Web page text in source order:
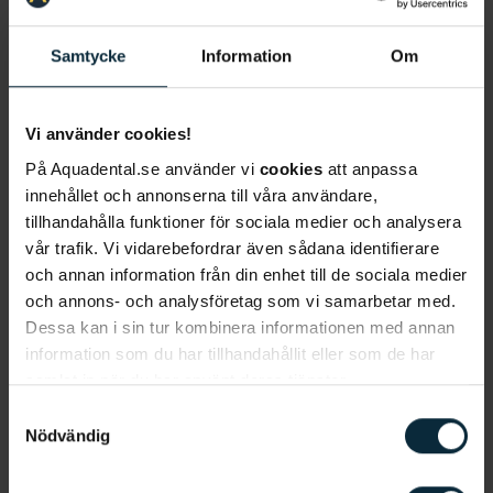
Samtycke Information Om
Vi använder cookies!
På Aquadental.se använder vi cookies att anpassa
innehållet och annonserna till våra användare,
tillhandahålla funktioner för sociala medier och analysera
vår trafik. Vi vidarebefordrar även sådana identifierare
och annan information från din enhet till de sociala medier
och annons- och analysföretag som vi samarbetar med.
Dessa kan i sin tur kombinera informationen med annan
information som du har tillhandahållit eller som de har
samlat in när du har använt deras tjänster.
Nödvändig
I vilken stad vill du få behandlingen?*
Förnamn*